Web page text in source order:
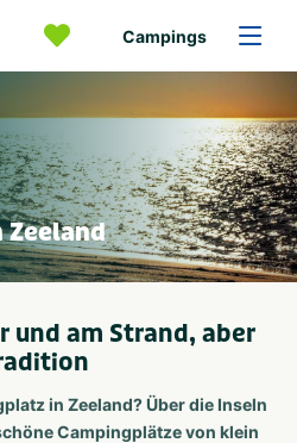
Campings
Zeeland
und am Strand, aber
in Zeeland? Über die Inseln
Campingplätze von klein